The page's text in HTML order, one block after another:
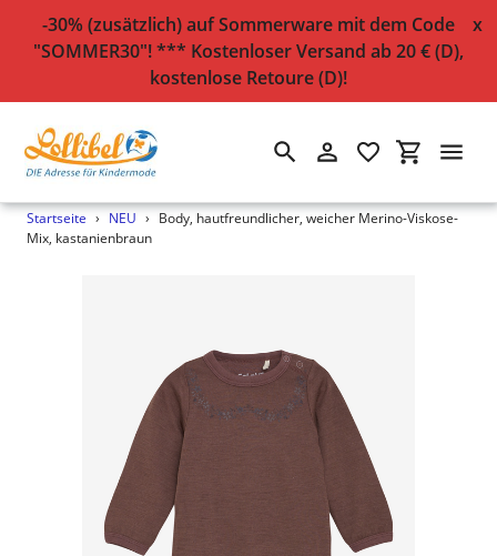
Direkt
zum
-30% (zusätzlich) auf Sommerware mit dem Code
"SOMMER30"! *** Kostenloser Versand ab 20 € (D),
kostenlose Retoure (D)!
x
SuchenEinloggen
Startseite › NEU › Body, hautfreundlicher, weicher Merino-Viskose-
Mix, kastanienbraun